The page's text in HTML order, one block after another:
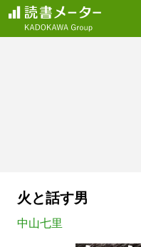
火と話す男
中山七里